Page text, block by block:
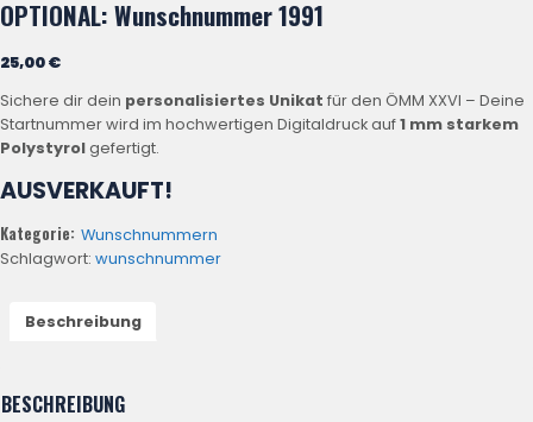
OPTIONAL: Wunschnummer 1991
25,00€
Sichere dir dein personalisiertes Unikat für den ÖMM XXVI – Deine
Startnummer wird im hochwertigen Digitaldruck auf1 mm starkem
Polystyrolgefertigt.
AUSVERKAUFT!
Kategorie: Wunschnummern
Schlagwort: wunschnummer
Beschreibung
BESCHREIBUNG